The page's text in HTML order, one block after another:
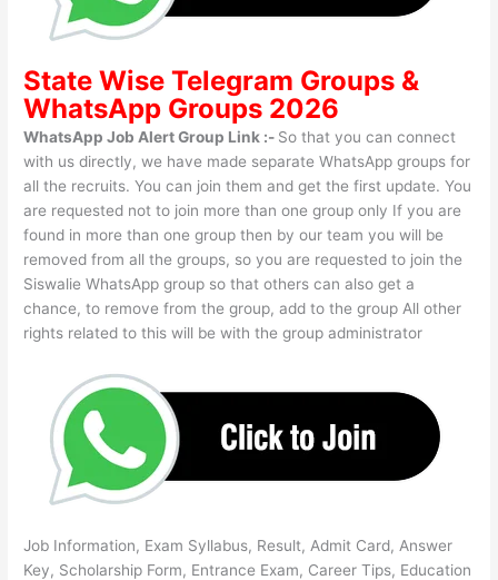
State WiseTelegram Groups &
WhatsApp Groups 2026
WhatsApp Job Alert Group Link :- So that you can connect
with us directly, we have made separate WhatsApp groups for
all the recruits. You can join them and get the first update. You
are requested not to join more than one group only If you are
found in more than one group then by our team you will be
removed from all the groups, so you are requested to join the
Siswalie WhatsApp group so that others can also get a
chance, to remove from the group, add to the group All other
rights related to this will be with the group administrator
Job Information, Exam Syllabus, Result, Admit Card, Answer
Key, Scholarship Form, Entrance Exam, Career Tips, Education